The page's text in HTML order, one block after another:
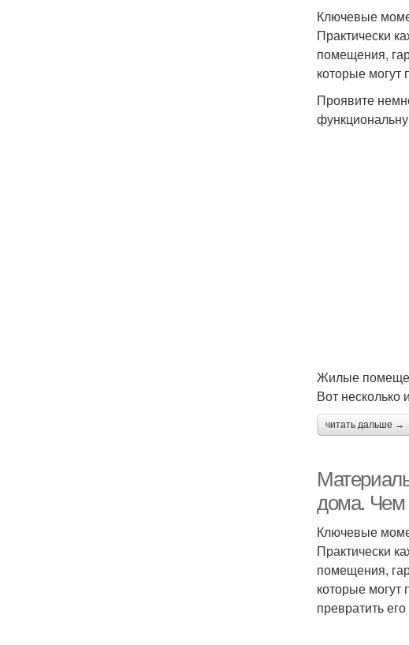
Ключевые
Практически
помещения,
которые могут
Проявите
Жилые
Вот
читать дальше →
дома. Чем
Ключевые
Практически
помещения,
которые
превратить